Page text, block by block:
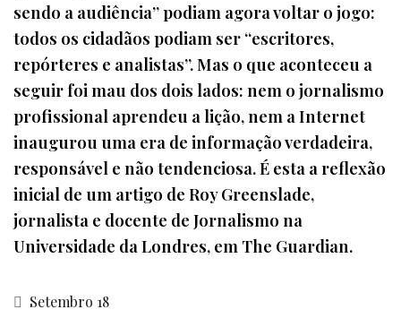
sendo a audiência” podiam agora voltar o jogo:
todos os cidadãos podiam ser “escritores,
repórteres e analistas”. Mas o que aconteceu a
seguir foi mau dos dois lados: nem o jornalismo
profissional aprendeu a lição, nem a Internet
inaugurou uma era de informação verdadeira,
responsável e não tendenciosa. É esta a reflexão
inicial de um artigo de Roy Greenslade,
jornalista e docente de Jornalismo na
Universidade da Londres, em The Guardian.
Setembro 18